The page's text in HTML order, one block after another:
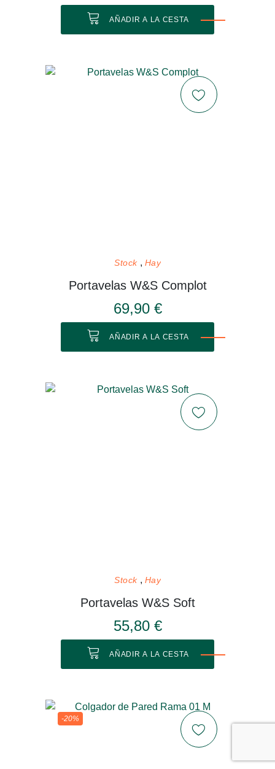
AÑADIR A LA CESTA
Stock Hay
Portavelas W&S Complot
69,90 €
AÑADIR A LA CESTA
Stock Hay
Portavelas W&S Soft
55,80 €
AÑADIR A LA CESTA
-20%